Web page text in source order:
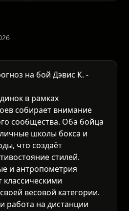
на бой Дэвис К. -
в рамках
собирает внимание
сообщества. Оба бойца
школы бокса и
что создаёт
стилей.
и антропометрия
классическими
весовой категории.
работа на дистанции